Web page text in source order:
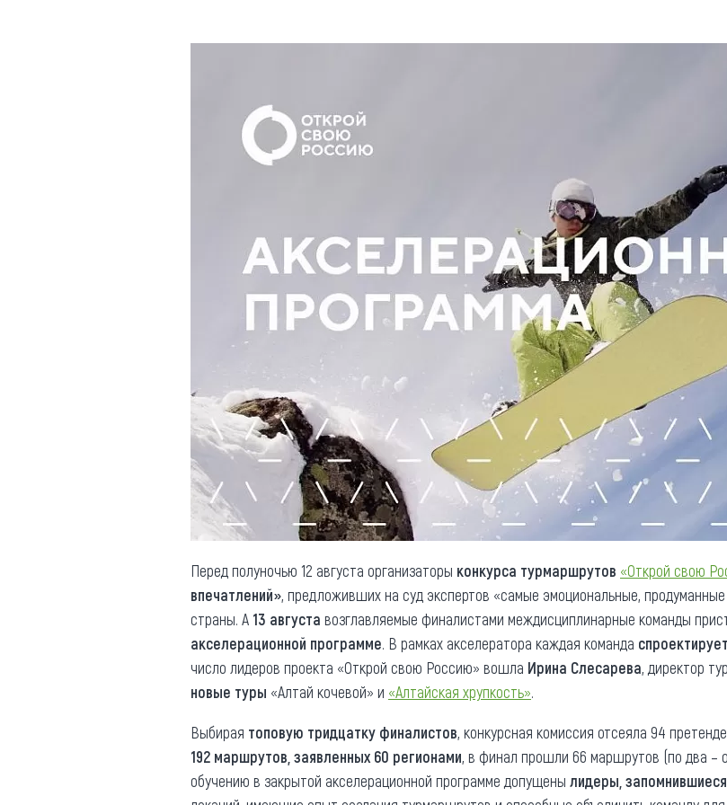
Обращения граждан
Противодействие коррупции
Перед полуночью 12 августа организаторы конкурса турмаршрутов «Открой свою
впечатлений», предложивших на суд экспертов «самые эмоциональные,
страны. А 13 августа возглавляемые финалистами междисциплинарные команды
акселерационной программе. В рамках акселератора каждая команда
число лидеров проекта «Открой свою Россию» вошла Ирина Слесарева, директор
новые туры «Алтай кочевой» и «Алтайская хрупкость».
Выбирая топовую тридцатку финалистов, конкурсная комиссия отсеяла 94
192 маршрутов, заявленных 60 регионами, в финал прошли 66 маршрутов (по два –
обучению в закрытой акселерационной программе допущены лидеры,